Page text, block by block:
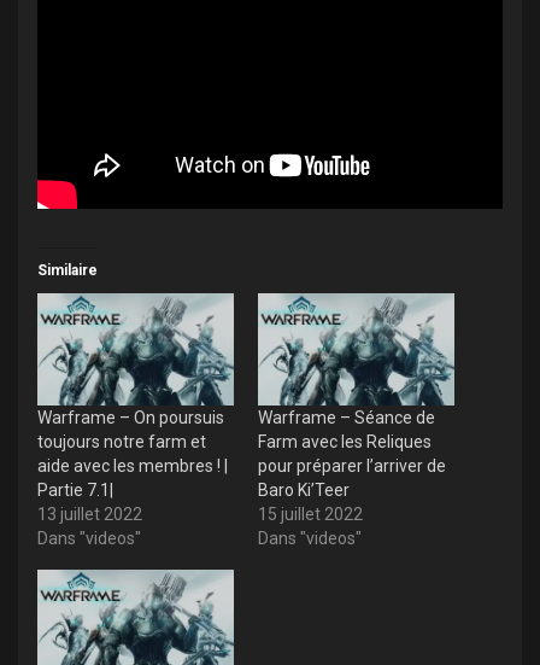
Similaire
Warframe – On poursuis
toujours notre farm et
aide avec les membres ! |
Partie 7.1|
13 juillet 2022
Dans "videos"
Warframe – Séance de
Farm avec les Reliques
pour préparer l’arriver de
Baro Ki’Teer
15 juillet 2022
Dans "videos"